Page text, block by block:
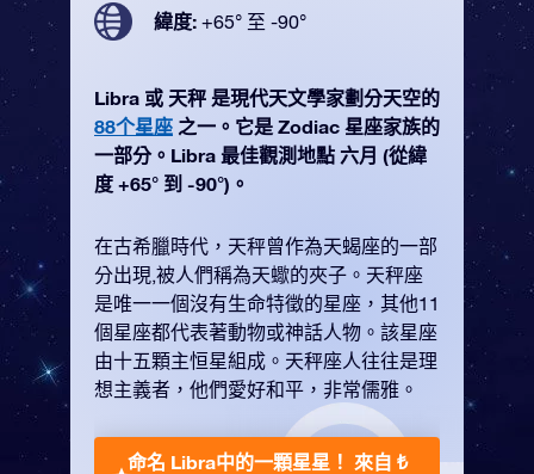
緯度: +65° 至 -90°
Libra 或 天秤 是現代天文學家劃分天空的
88个星座 之一。它是 Zodiac 星座家族的
一部分。Libra 最佳觀測地點 六月 (從緯
度 +65° 到 -90°)。
在古希臘時代，天秤曾作為天蝎座的一部
分出現,被人們稱為天蠍的夾子。天秤座
是唯一一個沒有生命特徵的星座，其他11
個星座都代表著動物或神話人物。該星座
由十五顆主恒星組成。天秤座人往往是理
想主義者，他們愛好和平，非常儒雅。
命名 Libra中的一顆星星！ 來自 ₺